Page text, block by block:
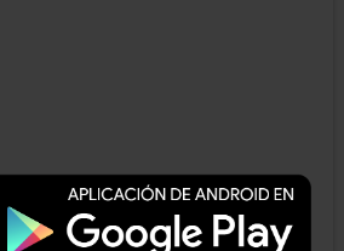
el patio de su casa
hijo, generó polémica y tuvo que dar marcha atrás